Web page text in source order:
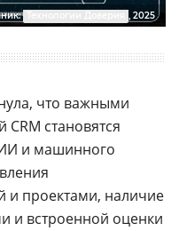
, 2025
что важными
становятся
и машинного
и проектами, наличие
и встроенной оценки